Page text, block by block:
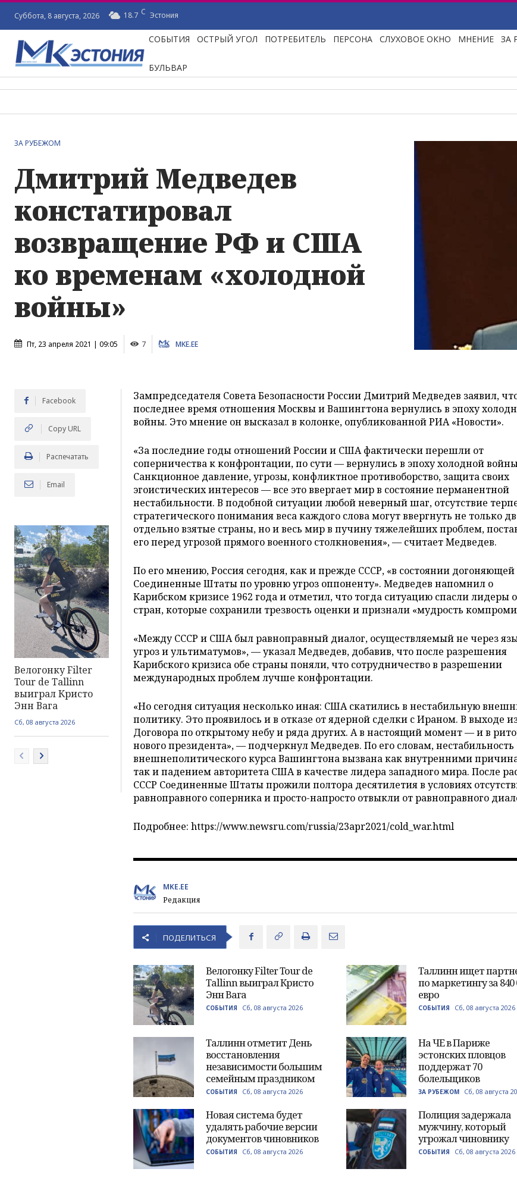
Суббота, 8 августа, 2026 18.7 C Эстония
СОБЫТИЯ ОСТРЫЙ УГОЛ ПОТРЕБИТЕЛЬ ПЕРСОНА СЛУХОВОЕ ОКНО МНЕНИЕ ЗА
БУЛЬВАР
ЗА РУБЕЖОМ
Дмитрий Медведев
констатировал
возвращение РФ и США
ко временам «холодной
войны»
Пт, 23 апреля 2021 | 09:05 7 MKE.EE
Facebook
Copy URL
Распечатать
Email
Велогонку Filter
Tour de Tallinn
выиграл Кристо
Энн Вага
Сб, 08 августа 2026
Зампредседателя Совета Безопасности России Дмитрий Медведев заявил,
последнее время отношения Москвы и Вашингтона вернулись в эпоху
войны. Это мнение он высказал в колонке, опубликованной РИА «Новости».
«За последние годы отношений России и США фактически перешли от
соперничества к конфронтации, по сути — вернулись в эпоху холодной
Санкционное давление, угрозы, конфликтное противоборство, защита своих
эгоистических интересов — все это ввергает мир в состояние перманентной
нестабильности. В подобной ситуации любой неверный шаг, отсутствие
стратегического понимания веса каждого слова могут ввергнуть не только
отдельно взятые страны, но и весь мир в пучину тяжелейших проблем,
его перед угрозой прямого военного столкновения», — считает Медведев.
По его мнению, Россия сегодня, как и прежде СССР, «в состоянии догоняющей
Соединенные Штаты по уровню угроз оппоненту». Медведев напомнил о
Карибском кризисе 1962 года и отметил, что тогда ситуацию спасли лидеры
стран, которые сохранили трезвость оценки и признали «мудрость
«Между СССР и США был равноправный диалог, осуществляемый не через
угроз и ультиматумов», — указал Медведев, добавив, что после разрешения
Карибского кризиса обе страны поняли, что сотрудничество в разрешении
международных проблем лучше конфронтации.
«Но сегодня ситуация несколько иная: США скатились в нестабильную
политику. Это проявилось и в отказе от ядерной сделки с Ираном. В выходе
Договора по открытому небу и ряда других. А в настоящий момент — и в
нового президента», — подчеркнул Медведев. По его словам, нестабильность
внешнеполитического курса Вашингтона вызвана как внутренними
так и падением авторитета США в качестве лидера западного мира. После
СССР Соединенные Штаты прожили полтора десятилетия в условиях
равноправного соперника и просто-напросто отвыкли от равноправного
Подробнее: https://www.newsru.com/russia/23apr2021/cold_war.html
MKE.EE
Редакция
ПОДЕЛИТЬСЯ
Велогонку Filter Tour de
Tallinn выиграл Кристо
Энн Вага
СОБЫТИЯ Сб, 08 августа 2026
Таллинн ищет
по маркетингу за 840
евро
СОБЫТИЯ Сб, 08 августа 2026
Таллинн отметит День
восстановления
независимости большим
семейным праздником
СОБЫТИЯ Сб, 08 августа 2026
На ЧЕ в Париже
эстонских пловцов
поддержат 70
болельщиков
ЗА РУБЕЖОМ Сб, 08 августа
Новая система будет
удалять рабочие версии
документов чиновников
СОБЫТИЯ Сб, 08 августа 2026
Полиция задержала
мужчину, который
угрожал чиновнику
СОБЫТИЯ Сб, 08 августа 2026